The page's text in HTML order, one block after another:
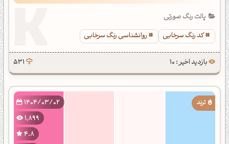
پالت رنگ صورتی
کد رنگ سرخابی
روانشناسی رنگ سرخابی
بازدید اخیر : 10 531
1404/03/02
1,899
4.8